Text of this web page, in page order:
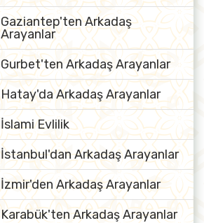
Gaziantep'ten Arkadaş
Arayanlar
Gurbet'ten Arkadaş Arayanlar
Hatay'da Arkadaş Arayanlar
İslami Evlilik
İstanbul'dan Arkadaş Arayanlar
İzmir'den Arkadaş Arayanlar
Karabük'ten Arkadaş Arayanlar